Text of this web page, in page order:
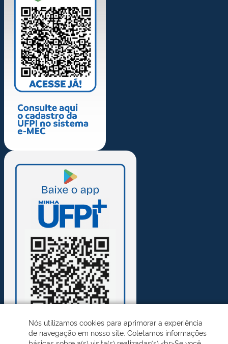
Nós utilizamos cookies para aprimorar a experiência
de navegação em nosso site. Coletamos informações